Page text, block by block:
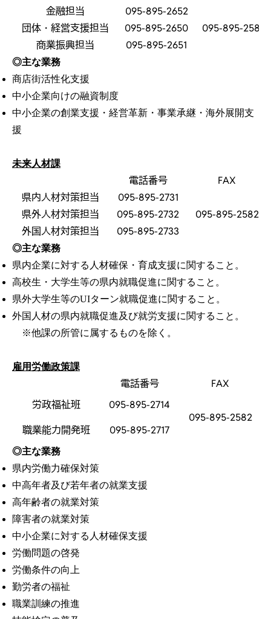
金融担当
095-895-2652
095-895-2580
団体・経営支援担当
095-895-2650
商業振興担当
095-895-2651
◎主な業務
商店街活性化支援
中小企業向けの融資制度
中小企業の創業支援・経営革新・事業承継・海外展開支
援
未来人材課
電話番号
FAX
県内人材対策担当
095-895-2731
095-895-2582
県外人材対策担当
095-895-2732
外国人材対策担当
095-895-2733
◎主な業務
県内企業に対する人材確保・育成支援に関すること。
高校生・大学生等の県内就職促進に関すること。
県外大学生等のUIターン就職促進に関すること。
外国人材の県内就職促進及び就労支援に関すること。
※他課の所管に属するものを除く。
雇用労働政策課
電話番号
FAX
労政福祉班
095-895-2714
095-895-2582
職業能力開発班
095-895-2717
◎主な業務
県内労働力確保対策
中高年者及び若年者の就業支援
高年齢者の就業対策
障害者の就業対策
中小企業に対する人材確保支援
労働問題の啓発
労働条件の向上
勤労者の福祉
職業訓練の推進